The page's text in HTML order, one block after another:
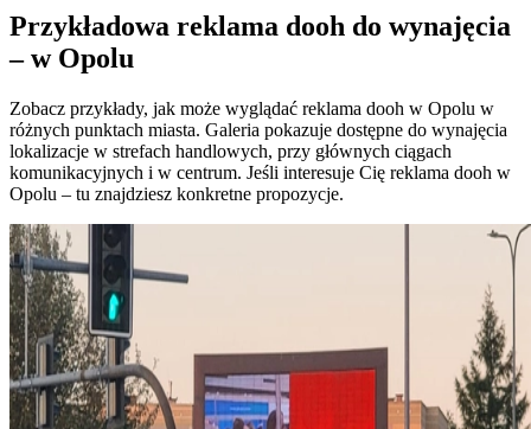
Przykładowa reklama dooh do wynajęcia
– w Opolu
Zobacz przykłady, jak może wyglądać reklama dooh w Opolu w
różnych punktach miasta. Galeria pokazuje dostępne do wynajęcia
lokalizacje w strefach handlowych, przy głównych ciągach
komunikacyjnych i w centrum. Jeśli interesuje Cię reklama dooh w
Opolu – tu znajdziesz konkretne propozycje.